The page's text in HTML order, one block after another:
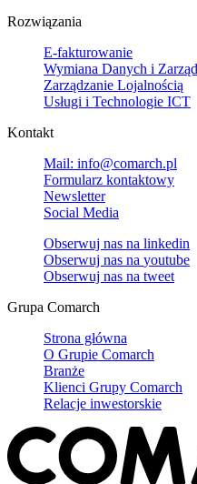
Rozwiązania
E-fakturowanie
Wymiana Danych i
Zarządzanie Lojalnością
Usługi i Technologie ICT
Kontakt
Mail: info@comarch.pl
Formularz kontaktowy
Newsletter
Social Media
Obserwuj nas na linkedin
Obserwuj nas na youtube
Obserwuj nas na tweet
Grupa Comarch
Strona główna
O Grupie Comarch
Branże
Klienci Grupy Comarch
Relacje inwestorskie